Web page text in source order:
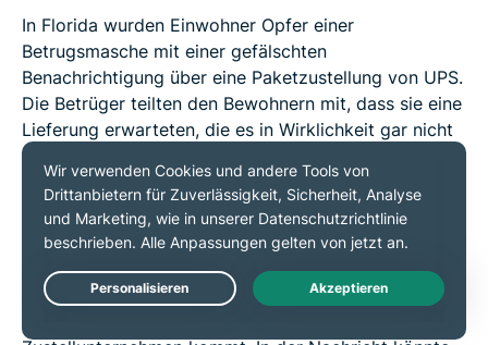
In Florida wurden Einwohner Opfer einer
Betrugsmasche mit einer gefälschten
Benachrichtigung über eine Paketzustellung von UPS.
Die Betrüger teilten den Bewohnern mit, dass sie eine
Lieferung erwarteten, die es in Wirklichkeit gar nicht
gab. Bei dieser Art von Betrug werden in der Regel
Phishing-Techniken eingesetzt, bei denen den Opfern
Nachrichten gesendet werden, die scheinbar von
seriösen Zustellunternehmen wie UPS stammen.
Diese Betrugsversuche nehmen oft ihren Anfang mit
Live Chat